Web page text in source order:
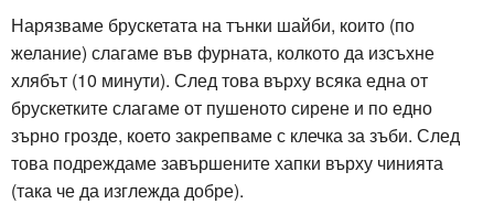
Нарязваме брускетата на тънки шайби, които (по
желание) слагаме във фурната, колкото да изсъхне
хлябът (10 минути). След това върху всяка една от
брускетките слагаме от пушеното сирене и по едно
зърно грозде, което закрепваме с клечка за зъби. След
това подреждаме завършените хапки върху чинията
(така че да изглежда добре).